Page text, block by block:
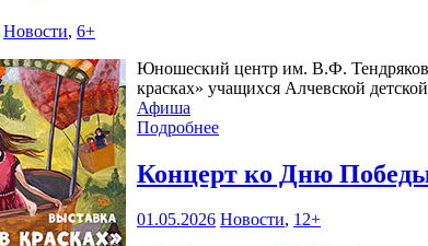
Новости, 6+
Юношеский центр им. В.Ф.
красках» учащихся Алчевской
Афиша
Подробнее
Концерт ко Дню
01.05.2026 Новости, 12+